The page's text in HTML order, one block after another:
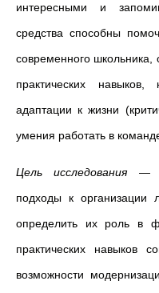
интересными и
средства способны
современного школьника,
практических
адаптации к жизни
умения работать в
Цель исследования—
подходы к организации
определить их роль в
практических навыков
возможности